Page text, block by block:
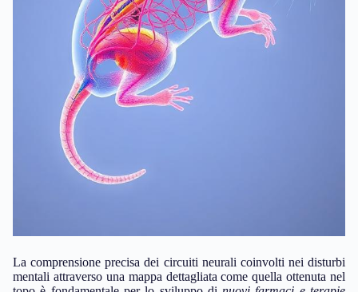
La comprensione precisa dei circuiti neurali coinvolti nei disturbi
mentali attraverso una mappa dettagliata come quella ottenuta nel